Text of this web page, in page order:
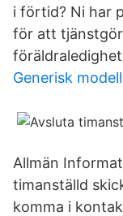
i förtid? Ni har
för att
Generisk modell
Allmän
timanställd
komma i